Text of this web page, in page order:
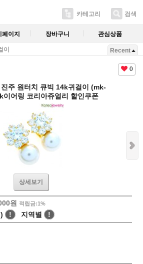
카테고리 검색
페이지 장바구니 관심상품
이 Recent
0
주 원터치 큐빅 14k귀걸이 (mk-
어링 코리아쥬얼리 할인쿠폰
상세보기
원 적립금:1%
! 지역별 !